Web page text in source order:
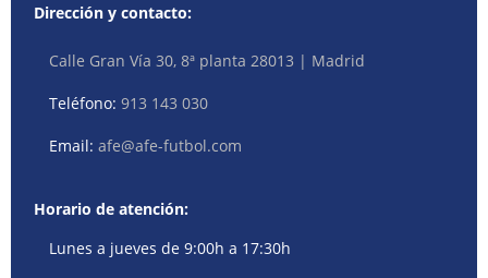
Dirección y contacto:
Calle Gran Vía 30, 8ª planta 28013 | Madrid
Teléfono:913 143 030
Email:afe@afe-futbol.com
Horario de atención:
Lunes a jueves de 9:00h a 17:30h